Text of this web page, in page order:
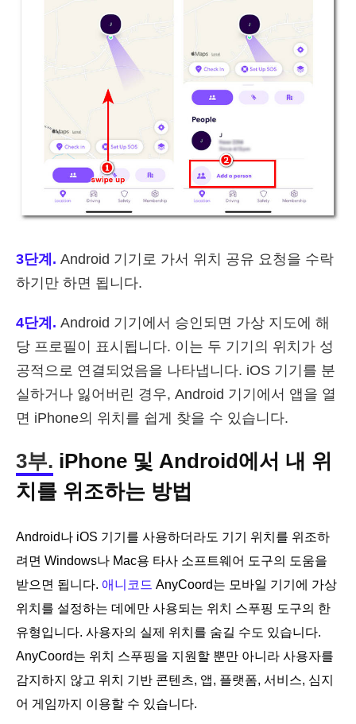
3단계. Android 기기로 가서 위치 공유 요청을 수락
하기만 하면 됩니다.
4단계. Android 기기에서 승인되면 가상 지도에 해
당 프로필이 표시됩니다. 이는 두 기기의 위치가 성
공적으로 연결되었음을 나타냅니다. iOS 기기를 분
실하거나 잃어버린 경우, Android 기기에서 앱을 열
면 iPhone의 위치를 쉽게 찾을 수 있습니다.
3부. iPhone 및 Android에서 내 위
치를 위조하는 방법
Android나 iOS 기기를 사용하더라도 기기 위치를 위조하
려면 Windows나 Mac용 타사 소프트웨어 도구의 도움을
받으면 됩니다. 애니코드 AnyCoord는 모바일 기기에 가상
위치를 설정하는 데에만 사용되는 위치 스푸핑 도구의 한
유형입니다. 사용자의 실제 위치를 숨길 수도 있습니다.
AnyCoord는 위치 스푸핑을 지원할 뿐만 아니라 사용자를
감지하지 않고 위치 기반 콘텐츠, 앱, 플랫폼, 서비스, 심지
어 게임까지 이용할 수 있습니다.